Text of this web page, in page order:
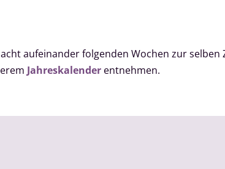
aufeinander folgenden Wochen zur
Jahreskalenderentnehmen.